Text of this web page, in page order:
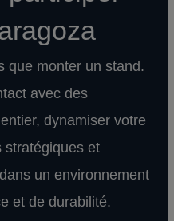
que monter un stand.
avec des
dynamiser votre
stratégiques et
un environnement
et de durabilité.